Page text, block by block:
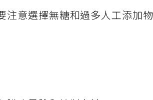
注意選擇無糖和過多人工添加物